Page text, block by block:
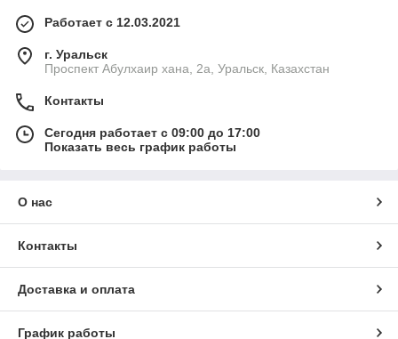
Работает с 12.03.2021
г. Уральск
Проспект Абулхаир хана, 2а, Уральск, Казахстан
Контакты
Сегодня работает с 09:00 до 17:00
Показать весь график работы
О нас
Контакты
Доставка и оплата
График работы